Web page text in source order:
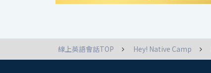
線上英語會話TOP Hey! Native Camp